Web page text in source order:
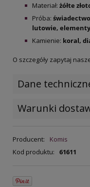
Materiał: żółte
Próba:
lutowie,
Kamienie: koral,
O szczegóły zapytaj
Dane
Warunki
Producent:
Komis
Kod produktu:
61611